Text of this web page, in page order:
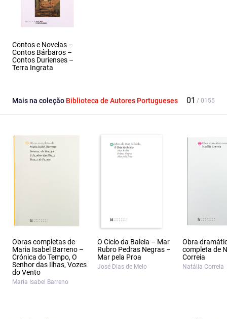
Contos e Novelas –
Contos Bárbaros –
Contos Durienses –
Terra Ingrata
Mais na coleção Biblioteca de Autores Portugueses
Obras completas de
Maria Isabel Barreno –
Crónica do Tempo, O
Senhor das Ilhas, Vozes
do Vento
Maria Isabel Barreno
O Ciclo da Baleia – Mar
Rubro Pedras Negras –
Mar pela Proa
José Dias de Melo
Obra
completa de
Correia
Natália Correia